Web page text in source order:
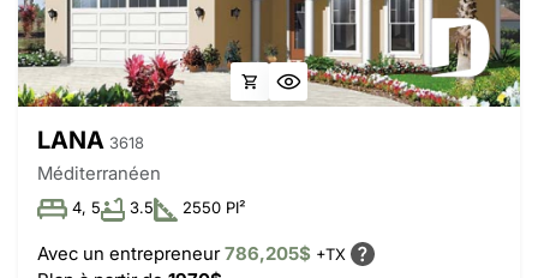
LANA 3618
Méditerranéen
4, 5 3.5 2550 PI²
Avec un entrepreneur786,205$ +TX